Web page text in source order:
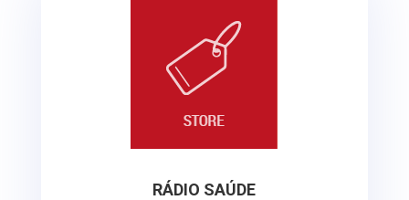
RÁDIO SAÚDE